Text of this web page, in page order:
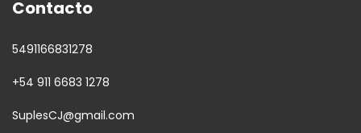
Contacto
5491166831278
+54 911 6683 1278
SuplesCJ@gmail.com